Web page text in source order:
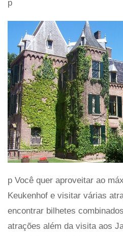
p
p Você quer aproveitar ao
Keukenhof e visitar várias
encontrar bilhetes
atrações além da visita aos